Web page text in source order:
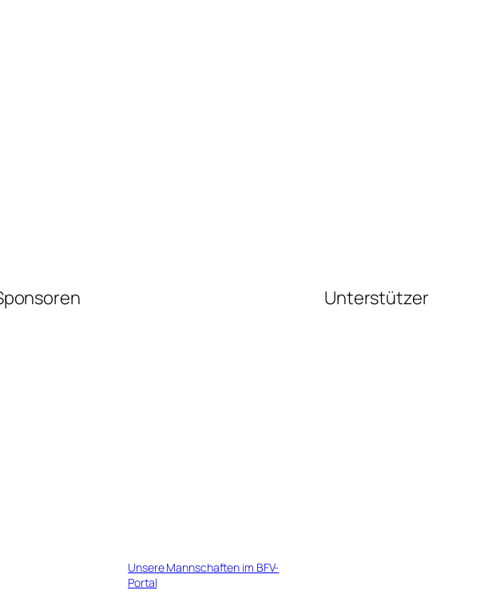
Unterstützer
Unsere Mannschaften im BFV-
Portal